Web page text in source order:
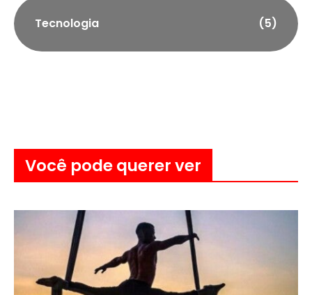
Tecnologia (5)
Você pode querer ver